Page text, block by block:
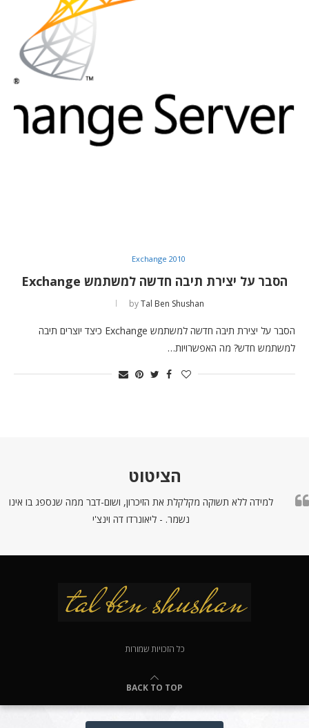
Exchange 2010
הסבר על יצירת תיבה חדשה למשתמש Exchange
byTal Ben Shushan
הסבר על יצירת תיבה חדשה למשתמש Exchange כיצד יוצרים תיבה
למשתמש חדש? מה האפשרויות…
הציטוט
למידה ללא תשוקה מקלקלת את הזיכרון, ושום-דבר ממה שנספג בו אינו
נשמר. - ליאונרדו דה וינצ'י
כל הזכויות שמורות
BACK TO TOP